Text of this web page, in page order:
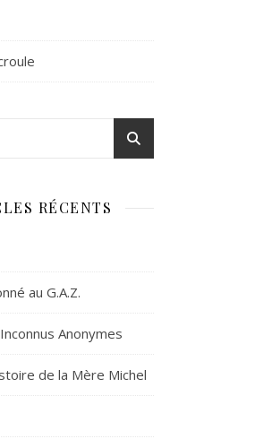
RÉCENTS
au G.A.Z.
Anonymes
de la Mère Michel